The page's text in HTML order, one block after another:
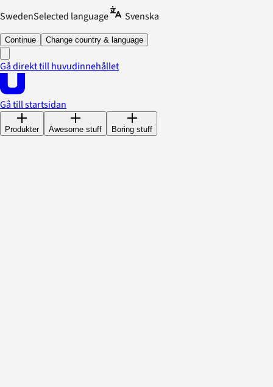
SwedenSelected language Svenska
Continue Change country & language
Gå direkt till huvudinnehållet
Gå till startsidan
Produkter Awesome stuff Boring stuff